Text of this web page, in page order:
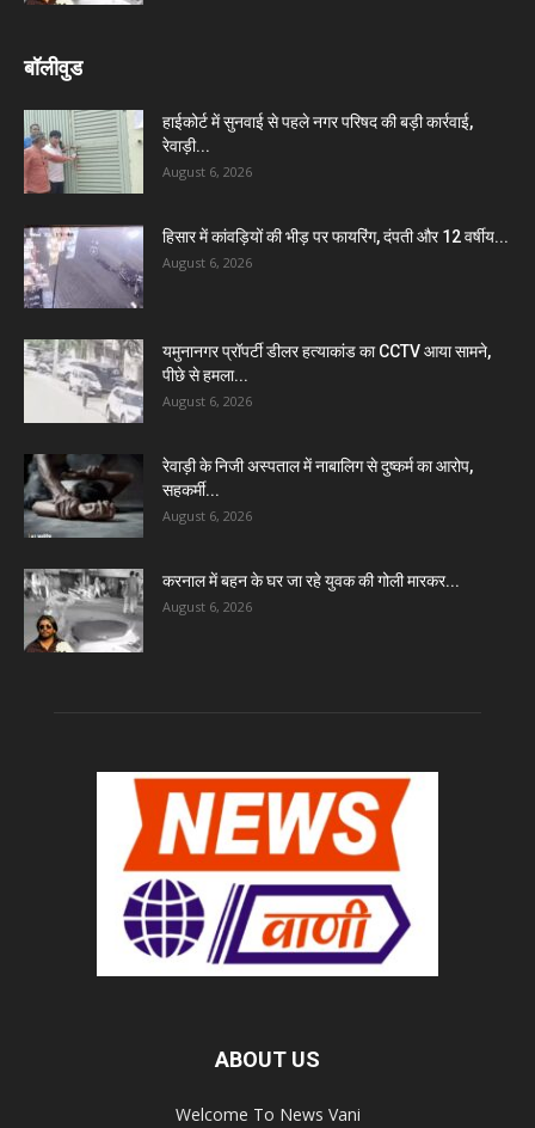
बॉलीवुड
हाईकोर्ट में सुनवाई से पहले नगर परिषद की बड़ी कार्रवाई,
रेवाड़ी...
August 6, 2026
हिसार में कांवड़ियों की भीड़ पर फायरिंग, दंपती और 12 वर्षीय...
August 6, 2026
यमुनानगर प्रॉपर्टी डीलर हत्याकांड का CCTV आया सामने,
पीछे से हमला...
August 6, 2026
रेवाड़ी के निजी अस्पताल में नाबालिग से दुष्कर्म का आरोप,
सहकर्मी...
August 6, 2026
करनाल में बहन के घर जा रहे युवक की गोली मारकर...
August 6, 2026
ABOUT US
Welcome To News Vani